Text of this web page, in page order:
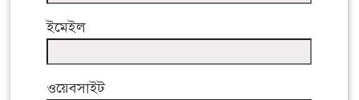
ইমেইল
ওয়েবসাইট